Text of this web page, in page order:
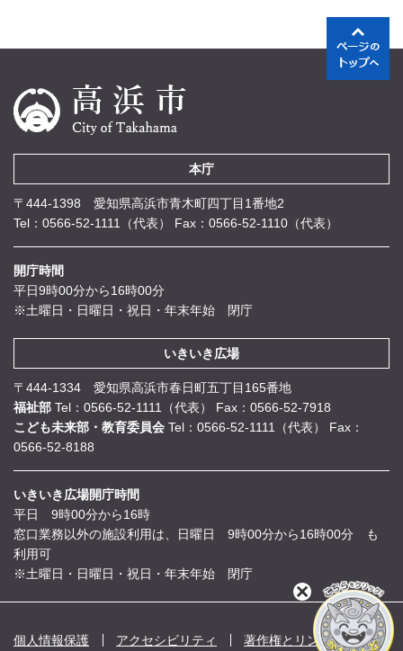
本庁
〒444-1398 愛知県高浜市青木町四丁目1番地2
Tel：0566-52-1111（代表）
Fax：0566-52-1110（代表）
開庁時間
平日9時00分から16時00分
※土曜日・日曜日・祝日・年末年始 閉庁
いきいき広場
〒444-1334 愛知県高浜市春日町五丁目165番地
福祉部 Tel：0566-52-1111（代表）
Fax：0566-52-7918
こども未来部・教育委員会 Tel：0566-52-1111（代表）
Fax：
0566-52-8188
いきいき広場開庁時間
平日 9時00分から16時
窓口業務以外の施設利用は、日曜日 9時00分から16時00分 も
利用可
※土曜日・日曜日・祝日・年末年始 閉庁
個人情報保護 アクセシビリティ 著作権とリンク
閉